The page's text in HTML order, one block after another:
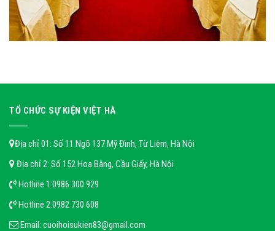
TỔ CHỨC SỰ KIỆN VIỆT HÀ
Địa chỉ 01: Số 11 Ngõ 137 Mỹ Đình, Từ Liêm, Hà Nội
Địa chỉ 2: Số 152 Hoa Bằng, Cầu Giấy, Hà Nội
Hotline 1:0986 300 929
Hotline 2:0982 730 608
Email: cuoihoisukien83@gmail.com